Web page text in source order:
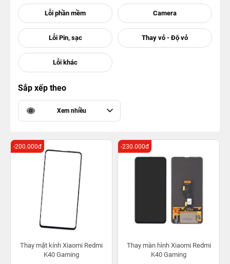
Sắp xếp theo
Xem nhiều
Thay mặt kính Xiaomi Redmi
K40 Gaming
-200.000đ
Thay màn hình Xiaomi Redmi
K40 Gaming
-230.000đ